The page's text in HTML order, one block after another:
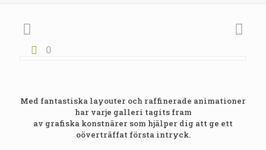
0
Med fantastiska layouter och raffinerade animationer
har varje galleri tagits fram
av grafiska konstnärer som hjälper dig att ge ett
oöverträffat första intryck.